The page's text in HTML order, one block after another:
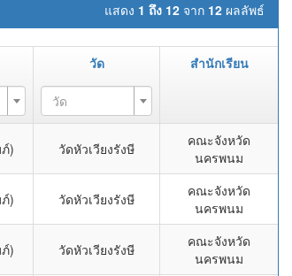
แสดง 1 ถึง 12 จาก 12 ผลลัพธ์
วัด สำนักเรียน
วัด
) วัดหัวเวียงรังษี
คณะจังหวัด
นครพนม
) วัดหัวเวียงรังษี
คณะจังหวัด
นครพนม
) วัดหัวเวียงรังษี
คณะจังหวัด
นครพนม